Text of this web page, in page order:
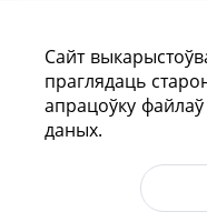
праспект
г. Мiнск,
Тэл.: (+375 17)
Сайт
праглядаць
апрацоўку файлаў
даных.